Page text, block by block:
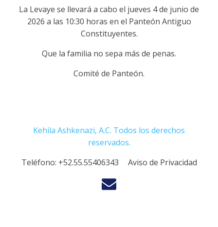
La Levaye se llevará a cabo el jueves 4 de junio de
2026 a las 10:30 horas en el Panteón Antiguo
Constituyentes.
Que la familia no sepa más de penas.
Comité de Panteón.
Kehila Ashkenazi, A.C. Todos los derechos
reservados.
Teléfono: +52.55.55406343 Aviso de Privacidad